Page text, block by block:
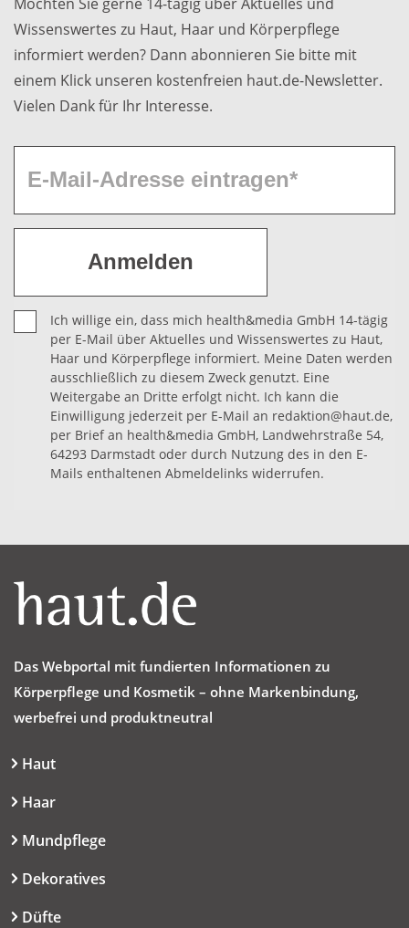
Wissenswertes zu Haut, Haar und Körperpflege
informiert werden? Dann abonnieren Sie bitte mit
einem Klick unseren kostenfreien haut.de-Newsletter.
Vielen Dank für Ihr Interesse.
Ich willige ein, dass mich health&media GmbH 14-tägig
per E-Mail über Aktuelles und Wissenswertes zu Haut,
Haar und Körperpflege informiert. Meine Daten werden
ausschließlich zu diesem Zweck genutzt. Eine
Weitergabe an Dritte erfolgt nicht. Ich kann die
Einwilligung jederzeit per E-Mail an redaktion@haut.de,
per Brief an health&media GmbH, Landwehrstraße 54,
64293 Darmstadt oder durch Nutzung des in den E-
Mails enthaltenen Abmeldelinks widerrufen.
Das Webportal mit fundierten Informationen zu
Körperpflege und Kosmetik – ohne Markenbindung,
werbefrei und produktneutral
Haut
Haar
Mundpflege
Dekoratives
Düfte